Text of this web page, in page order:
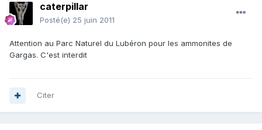
caterpillar
Posté(e) 25 juin 2011
Attention au Parc Naturel du Lubéron pour les ammonites de
Gargas. C'est interdit
Citer